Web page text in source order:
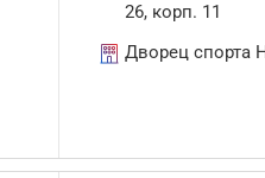
26, корп. 11
Дворец спорта